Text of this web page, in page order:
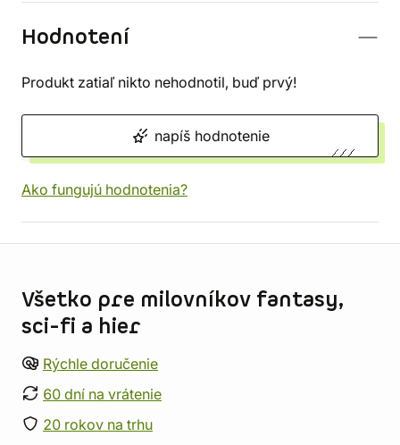
Hodnotení
Produkt zatiaľ nikto nehodnotil, buď prvý!
napíš hodnotenie
Ako fungujú hodnotenia?
Všetko pre milovníkov fantasy,
sci-fi a hier
Rýchle doručenie
60 dní na vrátenie
20 rokov na trhu